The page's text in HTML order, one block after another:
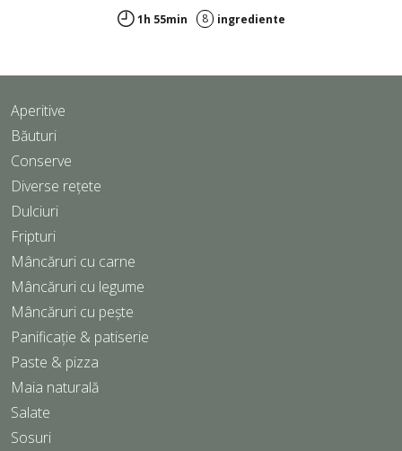
1h 55min 8 ingrediente
Aperitive
Băuturi
Conserve
Diverse rețete
Dulciuri
Fripturi
Mâncăruri cu carne
Mâncăruri cu legume
Mâncăruri cu pește
Panificație & patiserie
Paste & pizza
Maia naturală
Salate
Sosuri